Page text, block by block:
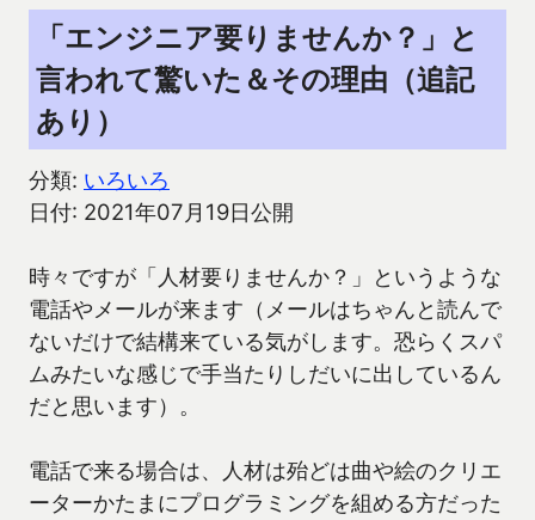
「エンジニア要りませんか？」と
言われて驚いた＆その理由（追記
あり）
分類: いろいろ
日付: 2021年07月19日公開
時々ですが「人材要りませんか？」というような
電話やメールが来ます（メールはちゃんと読んで
ないだけで結構来ている気がします。恐らくスパ
ムみたいな感じで手当たりしだいに出しているん
だと思います）。
電話で来る場合は、人材は殆どは曲や絵のクリエ
ーターかたまにプログラミングを組める方だった